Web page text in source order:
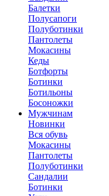
Балетки
Полусапоги
Полуботинки
Пантолеты
Мокасины
Кеды
Ботфорты
Ботинки
Ботильоны
Босоножки
Мужчинам
Новинки
Вся обувь
Мокасины
Пантолеты
Полуботинки
Сандалии
Ботинки